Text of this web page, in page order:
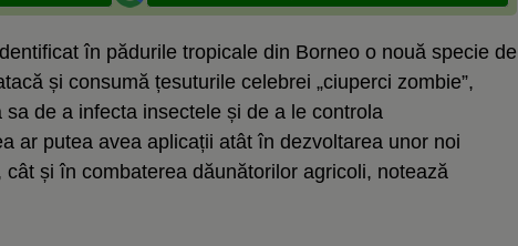
în pădurile tropicale din Borneo o nouă specie de
și consumă țesuturile celebrei „ciuperci zombie”,
de a infecta insectele și de a le controla
ar putea avea aplicații atât în dezvoltarea unor noi
și în combaterea dăunătorilor agricoli, notează